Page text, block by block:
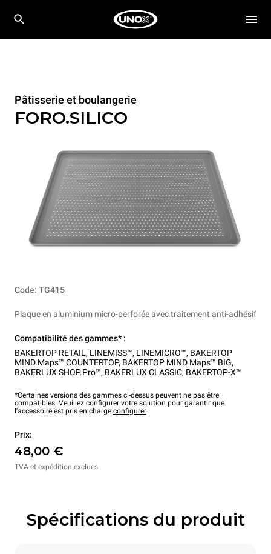
Pâtisserie et boulangerie
FORO.SILICO
Code: TG415
Plaque en aluminium micro-perforée avec traitement anti-adhésif
Compatibilité des gammes* :
BAKERTOP RETAIL , LINEMISS™, LINEMICRO™, BAKERTOP
MIND.Maps™ COUNTERTOP, BAKERTOP MIND.Maps™ BIG,
BAKERLUX SHOP.Pro™, BAKERLUX CLASSIC, BAKERTOP-X™
*Certaines versions des gammes ci-dessus peuvent ne pas être
compatibles. Veuillez configurer votre solution pour garantir que
l'accessoire est pris en charge.configurer
Prix:
48,00 €
TVA et expédition exclues
Spécifications du produit